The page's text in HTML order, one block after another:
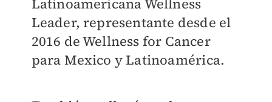
Latinoamericana Wellness
Leader, representante desde el
2016 de Wellness for Cancer
para Mexico y Latinoamérica.